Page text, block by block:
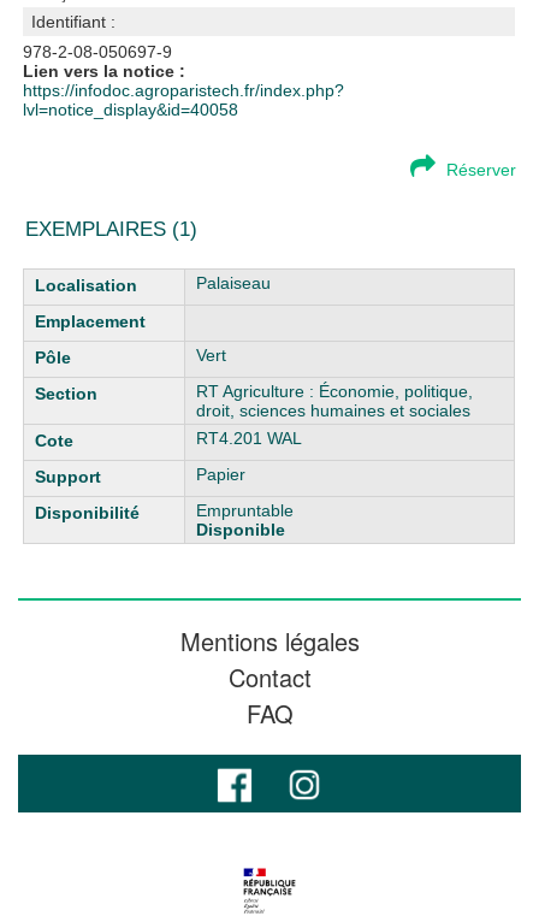
Identifiant :
978-2-08-050697-9
Lien vers la notice :
https://infodoc.agroparistech.fr/index.php?
lvl=notice_display&id=40058
Réserver
EXEMPLAIRES (1)
Liste des exemplaires Palaiseau
Vert
RT Agriculture : Économie, politique,
droit, sciences humaines et sociales
RT4.201 WAL
Papier
Empruntable
Disponible
Mentions légales
Contact
FAQ